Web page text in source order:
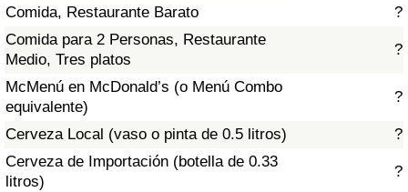
Comida, Restaurante Barato
?
Comida para 2 Personas, Restaurante
Medio, Tres platos
?
McMenú en McDonald’s (o Menú Combo
equivalente)
?
Cerveza Local (vaso o pinta de 0.5 litros)
?
Cerveza de Importación (botella de 0.33
litros)
?
Índice de Costo de Vida
Índice de costo de vida por país
en aqaba
Índice de Precios de Inmuebles
Índice de Precios de Inmuebles por País
Índice de Calidad de Vida (Actual)
Índice de calidad de vida por país
Delincuencia
Calificación del Índice de Criminalidad
(Actual)